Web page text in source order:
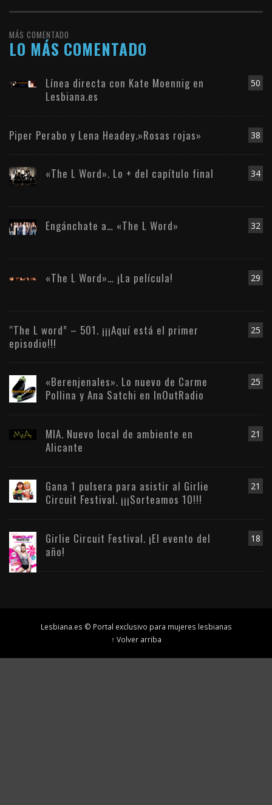
MÁS COMENTADO
LO MÁS COMENTADO
50
Línea directa con Kate Moennig en
Lesbiana.es
38
Piper Perabo y Lena Headey.»Rosas rojas»
34
«The L Word». Lo + del capítulo final
32
Engánchate a… «The L Word»
29
«The L Word»… ¡La película!
25
“The L word” – 501. ¡¡¡Aquí está el primer
episodio!!!
25
«Berenjenales». Lo nuevo de Carme
Pollina y Ana Satchi en InOutRadio
21
MIA. Nuevo local de ambiente en
Alicante
21
Gana 1 pulsera para asistir al Girlie
Circuit Festival. ¡¡¡Sorteamos 10!!!
18
Girlie Circuit Festival. ¡El evento del
año!
Lesbiana.es © Portal exclusivo para mujeres lesbianas
↑ Volver arriba